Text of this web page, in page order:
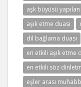
aşk büyüsü
aşık etme duası
dil bağlama duası
en etkili aşık etme
en etkili söz
eşler arası